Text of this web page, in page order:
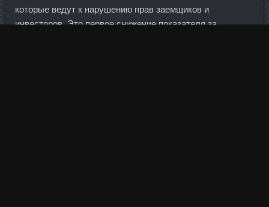
которые ведут к нарушению прав заемщиков и
инвесторов. Это первое снижение показателя за